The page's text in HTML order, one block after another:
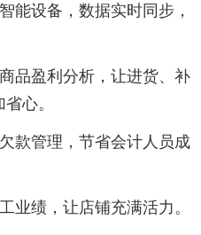
能设备，数据实时同步，
品盈利分析，让进货、补
心。
款管理，节省会计人员成
业绩，让店铺充满活力。